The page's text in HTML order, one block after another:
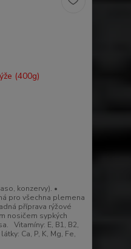
konzervy). •
pro všechna plemena
příprava rýžové
nosičem sypkých
Vitamíny: E, B1, B2,
Ca, P, K, Mg, Fe,